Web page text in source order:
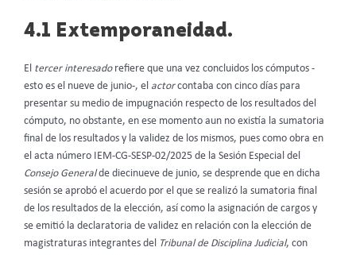
4.1 Extemporaneidad.
El tercer interesado refiere que una vez concluidos los cómputos -
esto es el nueve de junio-, el actorcontaba con cinco días para
presentar su medio de impugnación respecto de los resultados del
cómputo, no obstante, en ese momento aun no existía la sumatoria
final de los resultados y la validez de los mismos, pues como obra en
el acta número IEM-CG-SESP-02/2025 de la Sesión Especial del
Consejo Generalde diecinueve de junio, se desprende que en dicha
sesión se aprobó el acuerdo por el que se realizó la sumatoria final
de los resultados de la elección, así como la asignación de cargos y
se emitió la declaratoria de validez en relación con la elección de
magistraturas integrantes del
Tribunal de Disciplina Judicial, con